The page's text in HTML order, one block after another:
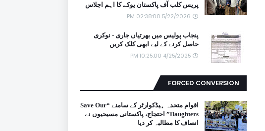
پریس کلب آف پاکستان یوکے کا اہم اجلاس
5/22/2026 02:38:00 PM
پنجاب پولیس میں بھرتیاں جاری - نوکری
حاصل کرنے کے لیے ابھی کلک کریں
4/25/2025 10:25:00 PM
FORCED CONVERSION
اقوام متحدہ ہیڈکوارٹر کے سامنے “Save Our
Daughters” احتجاج، پاکستانی مسیحیوں نے
انصاف کا مطالبہ کر دیا